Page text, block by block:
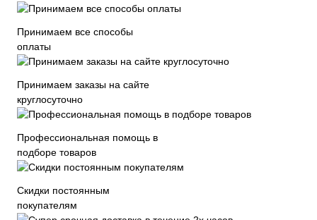
Принимаем все способы
оплаты
Принимаем заказы на сайте
круглосуточно
Профессиональная помощь в
подборе товаров
Скидки постоянным
покупателям